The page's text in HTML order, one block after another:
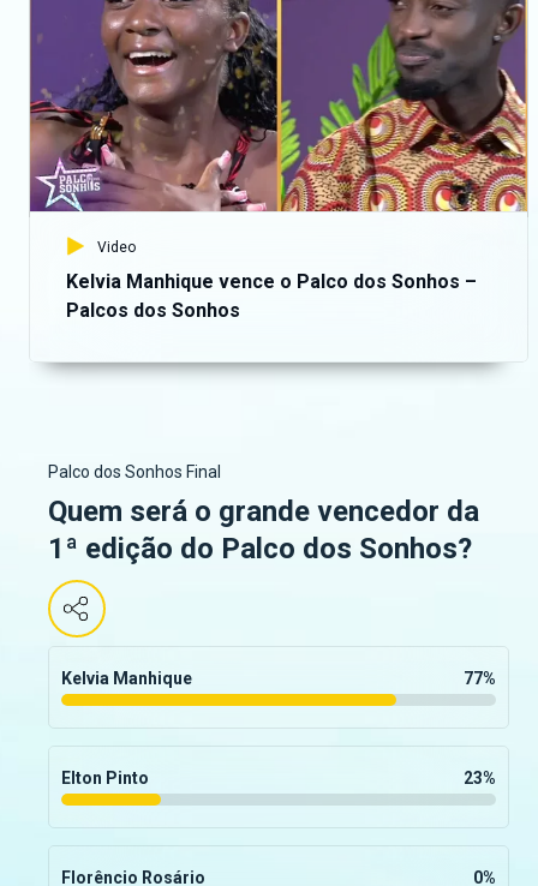
Video
Kelvia Manhique vence o Palco dos Sonhos –
Palcos dos Sonhos
Palco dos Sonhos Final
Quem será o grande vencedor da
1ª edição do Palco dos Sonhos?
Kelvia Manhique 77%
Elton Pinto 23%
Florêncio Rosário 0%